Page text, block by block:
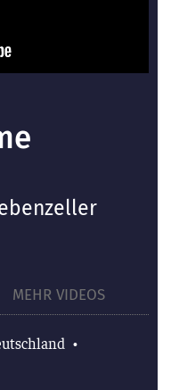
MEHR VIDEOS
•